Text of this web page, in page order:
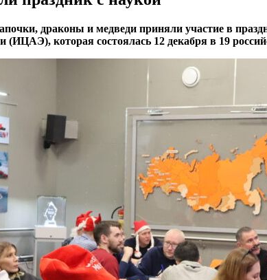
драконы и медведи приняли участие в
которая состоялась 12 декабря в 19